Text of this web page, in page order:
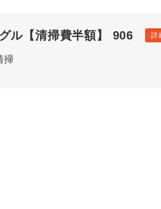
ル【清掃費半額】 906 詳